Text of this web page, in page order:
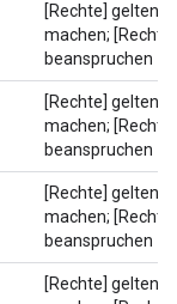
[Rechte] geltend
machen; [Rechte]
beanspruchen
[Rechte] geltend
machen; [Rechte]
beanspruchen
[Rechte] geltend
machen; [Rechte]
beanspruchen
[Rechte] geltend